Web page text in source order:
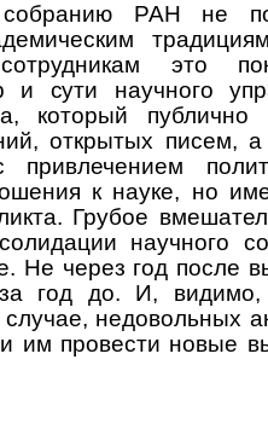
РАН не
это
и сути научного
который
открытых писем,
привлечением
к науке, но
Грубое
научного
Не через год после
год до. И, видимо,
недовольных
им провести новые